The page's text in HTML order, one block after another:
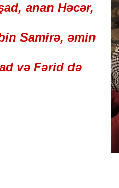
anan Həcər,
Samirə, əmin
və Fərid də